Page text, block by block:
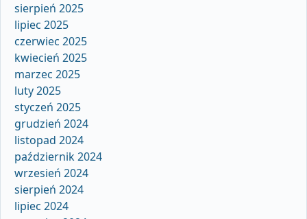
sierpień 2025
lipiec 2025
czerwiec 2025
kwiecień 2025
marzec 2025
luty 2025
styczeń 2025
grudzień 2024
listopad 2024
październik 2024
wrzesień 2024
sierpień 2024
lipiec 2024